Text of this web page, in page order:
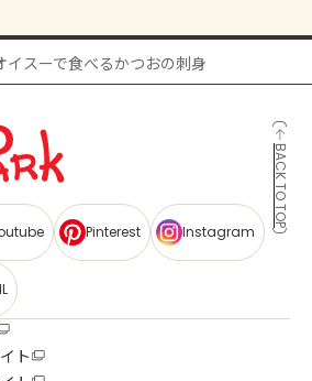
イスーで食べるかつおの刺身
BACK TO TOP
Pinterest Instagram
ト